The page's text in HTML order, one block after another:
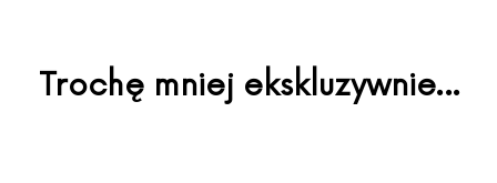
Trochę mniej ekskluzywnie…